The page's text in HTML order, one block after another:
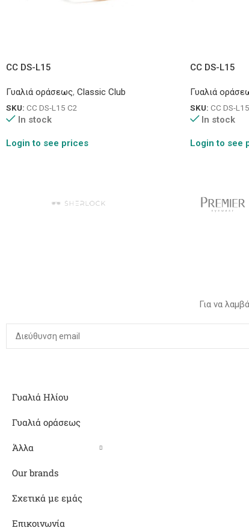
CC DS-L15
Γυαλιά οράσεως, Classic Club
SKU: CC DS-L15 C2
In stock
Login to see prices
CC DS-L15
Γυαλιά
SKU: CC DS-
In stock
Login to see
Για να
Γυαλιά Ηλίου
Γυαλιά οράσεως
Άλλα
Our brands
Σχετικά με εμάς
Επικοινωνία